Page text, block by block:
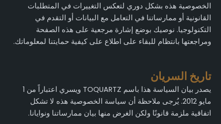
الخصوصية هذه بشكل دوري لتعكس التغييرات في المتطلبات
القانونية أو ممارساتنا في التعامل مع البيانات أو التقدم في
التكنولوجيا. نوصيك بوضع إشارة مرجعية على هذه الصفحة
ومراجعتها بانتظام للبقاء على اطلاع على كيفية حمايتنا لمعلوماتك.
تاريخ السريان
يصدر بيان السياسة هذا باسم TOQUARTZ ويسري اعتباراً من 1
مايو 2012. يُرجى ملاحظة أن سياسة الخصوصية هذه لا تشكل
اتفاقية ملزمة قانونًا ولكن الغرض منها بيان ممارساتنا ونوايانا.